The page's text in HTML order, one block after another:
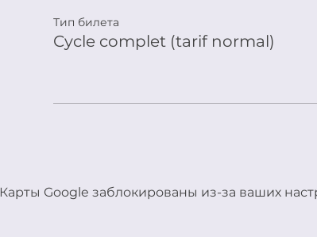
Тип билета
Cycle complet (tarif normal)
Карты Google заблокированы из-за ваших